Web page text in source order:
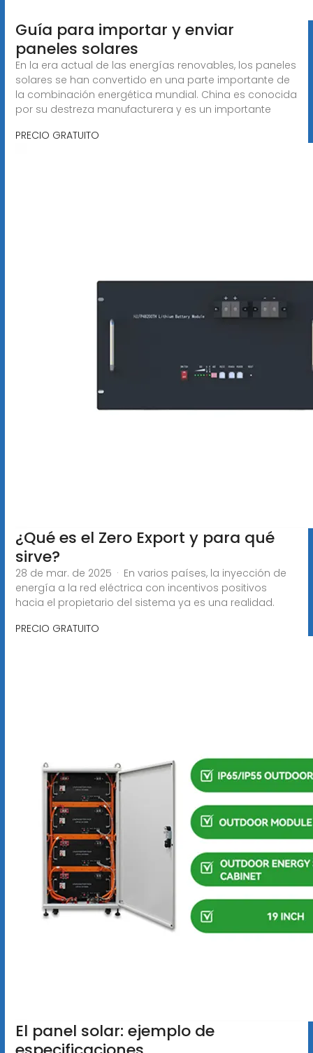
Guía para importar y enviar
paneles solares
En la era actual de las energías renovables, los paneles
solares se han convertido en una parte importante de
la combinación energética mundial. China es conocida
por su destreza manufacturera y es un importante
PRECIO GRATUITO
¿Qué es el Zero Export y para qué
sirve?
28 de mar. de 2025 · En varios países, la inyección de
energía a la red eléctrica con incentivos positivos
hacia el propietario del sistema ya es una realidad.
PRECIO GRATUITO
El panel solar: ejemplo de